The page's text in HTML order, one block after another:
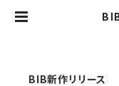
BIB新作リリース